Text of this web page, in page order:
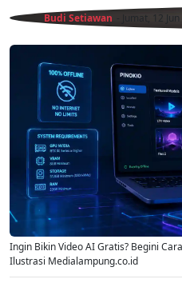
Budi Setiawan - Jumat, 12
Ingin Bikin Video AI Gratis? Begini
Ilustrasi Medialampung.co.id